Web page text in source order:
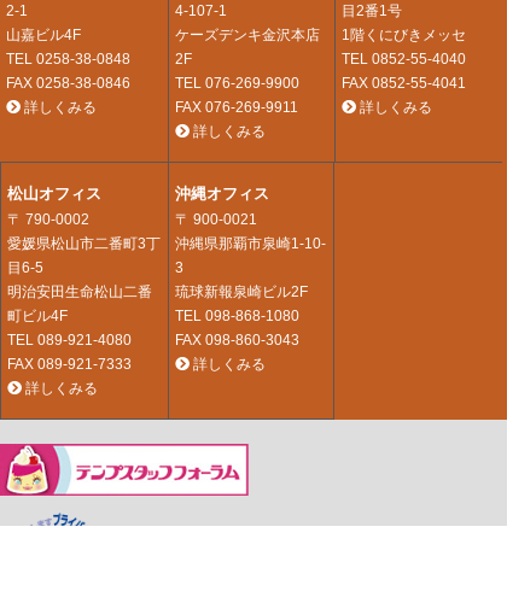
2-1
山嘉ビル4F
TEL 0258-38-0848
FAX 0258-38-0846
詳しくみる
4-107-1
ケーズデンキ金沢本店
2F
TEL 076-269-9900
FAX 076-269-9911
詳しくみる
目2番1号
1階くにびきメッセ
TEL0852-55-4040
FAX 0852-55-4041
詳しくみる
松山オフィス
〒 790-0002
愛媛県松山市二番町3丁
目6-5
明治安田生命松山二番
町ビル4F
TEL 089-921-4080
FAX 089-921-7333
詳しくみる
沖縄オフィス
〒 900-0021
沖縄県那覇市泉崎1-10-
3
琉球新報泉崎ビル2F
TEL 098-868-1080
FAX 098-860-3043
詳しくみる